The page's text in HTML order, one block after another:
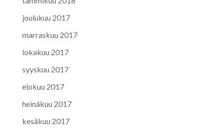
joulukuu 2017
marraskuu 2017
lokakuu 2017
syyskuu 2017
elokuu 2017
heinäkuu 2017
kesäkuu 2017